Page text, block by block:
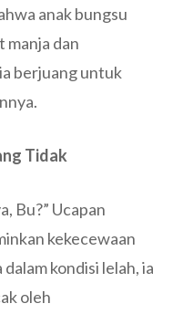
anak bungsu
manja dan
berjuang untuk
Tidak
Bu?” Ucapan
kekecewaan
kondisi lelah, ia
oleh